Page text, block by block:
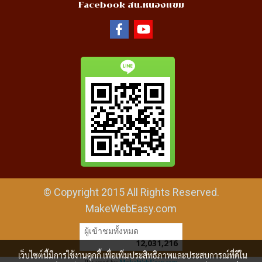
Facebook สน.หนองแขม
© Copyright 2015 All Rights Reserved.
MakeWebEasy.com
ผู้เข้าชมทั้งหมด
12,031,216
เว็บไซต์นี้มีการใช้งานคุกกี้ เพื่อเพิ่มประสิทธิภาพและประสบการณ์ที่ดีใน